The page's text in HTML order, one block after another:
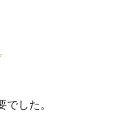
した。